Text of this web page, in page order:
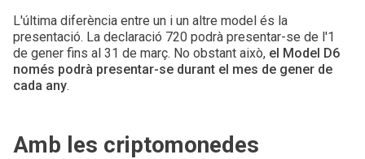
L'última diferència entre un i un altre model és la
presentació. La declaració 720 podrà presentar-se de l'1
de gener fins al 31 de març. No obstant això, el Model D6
només podrà presentar-se durant el mes de gener de
cada any.
Amb les criptomonedes